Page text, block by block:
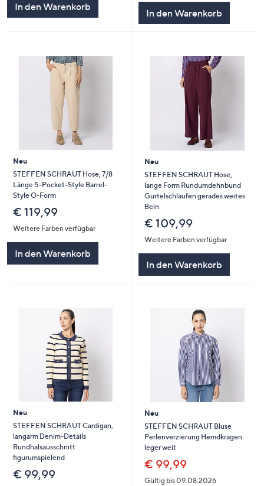
In den Warenkorb
In den Warenkorb
Neu
STEFFEN SCHRAUT Hose, 7/8
Länge 5-Pocket-Style Barrel-
Style O-Form
€ 119,99
Weitere Farben verfügbar
In den Warenkorb
Neu
STEFFEN SCHRAUT Hose,
lange Form Rundumdehnbund
Gürtelschlaufen gerades weites
Bein
€ 109,99
Weitere Farben verfügbar
In den Warenkorb
Neu
STEFFEN SCHRAUT Cardigan,
langarm Denim-Details
Rundhalsausschnitt
figurumspielend
€ 99,99
Neu
STEFFEN SCHRAUT Bluse
Perlenverzierung Hemdkragen
leger weit
€ 99,99
Gültig bis 09.08.2026